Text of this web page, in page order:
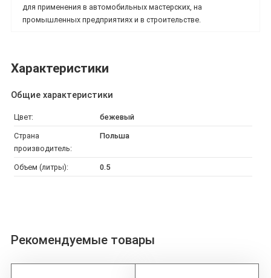
для применения в автомобильных мастерских, на
промышленных предприятиях и в строительстве.
Характеристики
Общие характеристики
Цвет: бежевый
Страна
производитель:
Польша
Объем (литры): 0.5
Рекомендуемые товары